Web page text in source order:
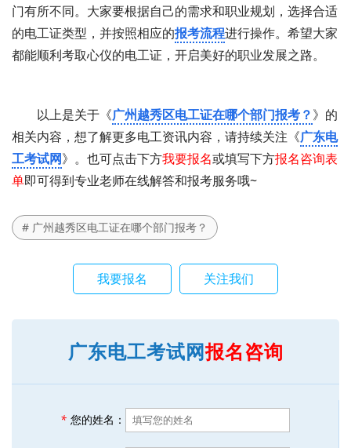
门有所不同。大家要根据自己的需求和职业规划，选择合适
的电工证类型，并按照相应的报考流程进行操作。希望大家
都能顺利考取心仪的电工证，开启美好的职业发展之路。
以上是关于《广州越秀区电工证在哪个部门报考？》的
相关内容，想了解更多电工资讯内容，请持续关注《广东电
工考试网》。也可点击下方我要报名或填写下方报名咨询表
单即可得到专业老师在线解答和报考服务哦~
# 广州越秀区电工证在哪个部门报考？
我要报名 关注我们
广东电工考试网报名咨询
* 您的姓名：